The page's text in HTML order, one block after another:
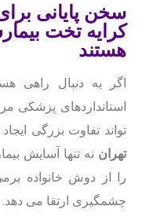
سخن پایانی
کرایه تخت
هستند
اگر به دنبال راهی
استانداردهای پزشکی
تواند تفاوت بزرگی ایجاد
تهران نه تنها آسایش
را از دوش خانواده
چشمگیری ارتقا می دهد